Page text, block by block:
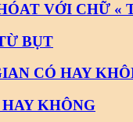
VỚI CHỮ «
BỤT
CÓ HAY
KHÔNG